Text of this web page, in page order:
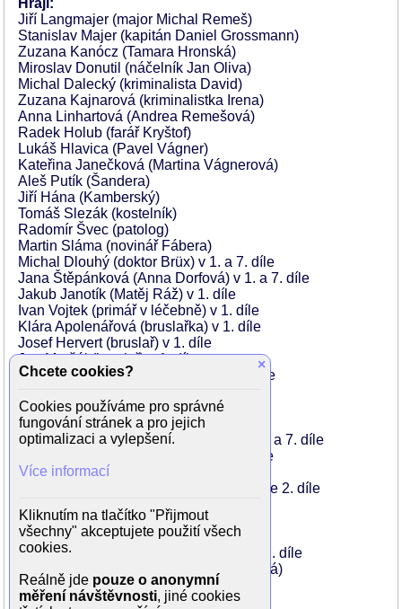
Hrají:
Jiří Langmajer (major Michal Remeš)
Stanislav Majer (kapitán Daniel Grossmann)
Zuzana Kanócz (Tamara Hronská)
Miroslav Donutil (náčelník Jan Oliva)
Michal Dalecký (kriminalista David)
Zuzana Kajnarová (kriminalistka Irena)
Anna Linhartová (Andrea Remešová)
Radek Holub (farář Kryštof)
Lukáš Hlavica (Pavel Vágner)
Kateřina Janečková (Martina Vágnerová)
Aleš Putík (Šandera)
Jiří Hána (Kamberský)
Tomáš Slezák (kostelník)
Radomír Švec (patolog)
Martin Sláma (novinář Fábera)
Michal Dlouhý (doktor Brüx) v 1. a 7. díle
Jana Štěpánková (Anna Dorfová) v 1. a 7. díle
Jakub Janotík (Matěj Ráž) v 1. díle
Ivan Vojtek (primář v léčebně) v 1. díle
Klára Apolenářová (bruslařka) v 1. díle
Josef Hervert (bruslař) v 1. díle
Jan Maršál (bruslař) v 1. díle
Pavla Vitázková (Zita Karasová) v 1. díle
Jiří Valůšek (Ondřej Klíma) v 1. díle
Petr Bláha (obžalovaný) v 1. díle
Iveta Austová (mladá ošetřovatelka) v 1. a 7. díle
Jakub Zedníček (štamgast Jára) v 1. díle
Karel Mišurec (klenotník) v 1. díle
Petra Jungmanová (Hedvika Klímová) ve 2. díle
Eva Vrbková (Jitka Kovářová)
Václav Helšus (tchán Sýkora)
Diana Velčická (Karasova milenka) ve 2. díle
Lenka Krobotová (Tereza Grossmannová)
Rostislav Gajdoš (šéfredaktor) ve 2. díle
...
×
Chcete cookies?
Cookies používáme pro správné
fungování stránek a pro jejich
optimalizaci a vylepšení.
Více informací
Kliknutím na tlačítko "Přijmout
všechny" akceptujete použití všech
cookies.
Reálně jde pouze o anonymní
měření návštěvnosti, jiné cookies